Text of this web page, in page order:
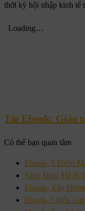
thời kỳ hội nhập kinh tế
Tải Ebook: Giáo
Có thể bạn quan tâm
Ebook- 5 Điểm
Sách Đam Mê Bí
Ebook- Xây
Ebook- Chiến